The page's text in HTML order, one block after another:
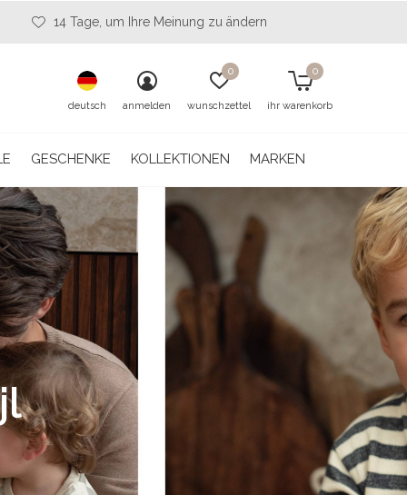
GESCHENKE KOLLEKTIONEN MARKEN
deutsch anmelden wunschzettel
0
ihr warenkorb
0
14 Tage, um Ihre Meinung zu ändern